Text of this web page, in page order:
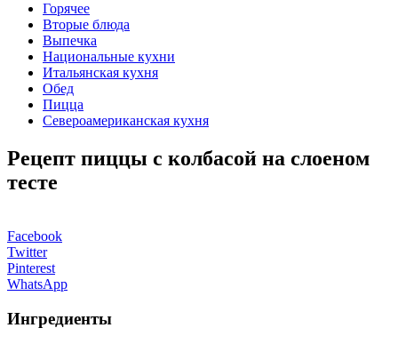
Горячее
Вторые блюда
Выпечка
Национальные кухни
Итальянская кухня
Обед
Пицца
Североамериканская кухня
Рецепт пиццы с колбасой на слоеном
тесте
Facebook
Twitter
Pinterest
WhatsApp
Ингредиенты